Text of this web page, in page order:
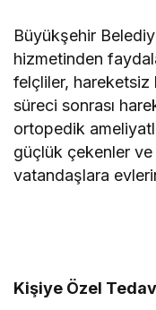
Büyükşehir
hizmetinden
felçliler, hareketsiz
süreci sonrası
ortopedik
güçlük çekenler ve
vatandaşlara
Kişiye Özel